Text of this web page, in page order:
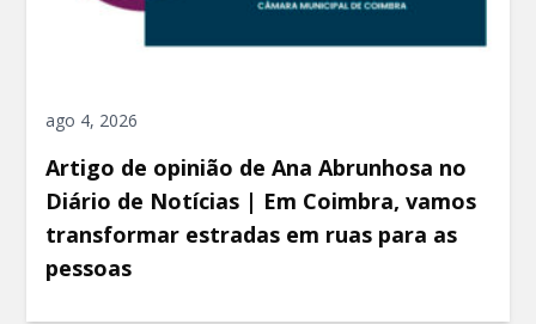
ago 4, 2026
Artigo de opinião de Ana Abrunhosa no
Diário de Notícias | Em Coimbra, vamos
transformar estradas em ruas para as
pessoas